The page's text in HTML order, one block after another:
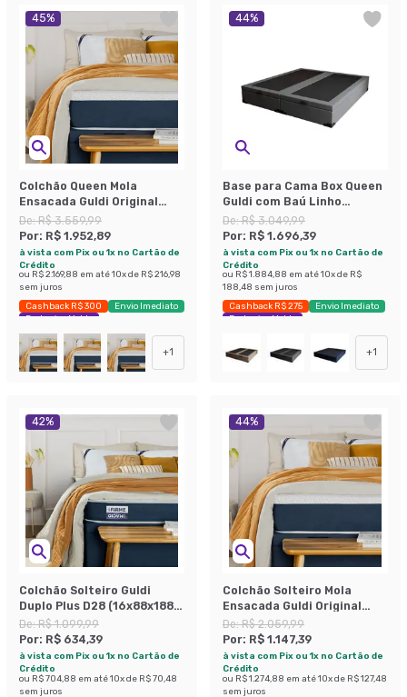
45%
Colchão Queen Mola
Ensacada Guldi Original
Firme (25x158x198) Azul e
Branco
De:R$ 3.559,99
Por: R$ 1.952,89
à vista com Pix ou 1x no Cartão de
Crédito
ou R$ 2.169,88 em até10x de R$ 216,98
sem juros
Cashback R$ 300
Envio Imediato
Exclusivo Mobly
+1
44%
Base para Cama Box Queen
Guldi com Baú Linho
(47x158x198 cm) Cinza
De:R$ 3.049,99
Por: R$ 1.696,39
à vista com Pix ou 1x no Cartão de
Crédito
ou R$ 1.884,88 em até10x de R$
188,48 sem juros
Cashback R$ 275
Envio Imediato
Exclusivo Mobly
+1
42%
Colchão Solteiro Guldi
Duplo Plus D28 (16x88x188)
Branco e Azul
De:R$ 1.099,99
Por: R$ 634,39
à vista com Pix ou 1x no Cartão de
Crédito
ou R$ 704,88 em até10x de R$ 70,48
sem juros
44%
Colchão Solteiro Mola
Ensacada Guldi Original
Macio (25x88x188) Azul e
Branco
De:R$ 2.059,99
Por: R$ 1.147,39
à vista com Pix ou 1x no Cartão de
Crédito
ou R$ 1.274,88 em até10x de R$ 127,48
sem juros